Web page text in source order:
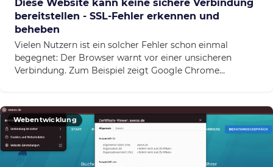
Diese Website kann keine sichere Verbindung
bereitstellen - SSL-Fehler erkennen und
beheben
Vielen Nutzern ist ein solcher Fehler schon einmal
begegnet: Der Browser warnt vor einer unsicheren
Verbindung. Zum Beispiel zeigt Google Chrome
Webentwicklung